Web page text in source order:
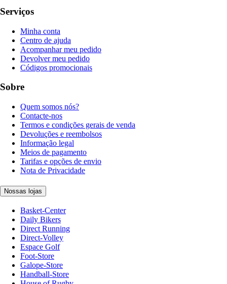
Serviços
Minha conta
Centro de ajuda
Acompanhar meu pedido
Devolver meu pedido
Códigos promocionais
Sobre
Quem somos nós?
Contacte-nos
Termos e condições gerais de venda
Devoluções e reembolsos
Informação legal
Meios de pagamento
Tarifas e opções de envio
Nota de Privacidade
Nossas lojas
Basket-Center
Daily Bikers
Direct Running
Direct-Volley
Espace Golf
Foot-Store
Galope-Store
Handball-Store